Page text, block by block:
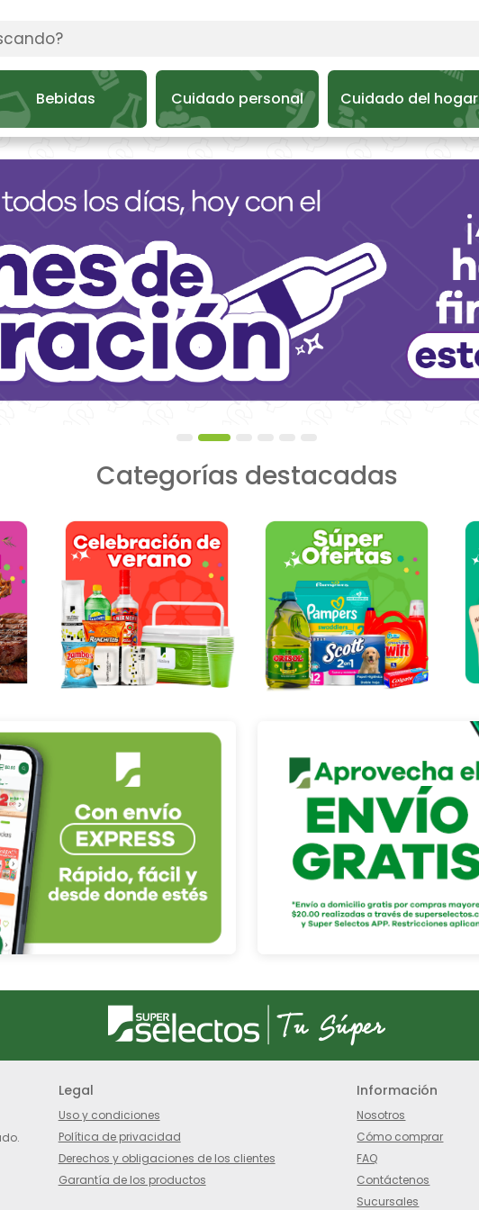
Bebidas Cuidado personal Cuidado del hogar
Categorías destacadas
Legal
Uso y condiciones
Política de privacidad
Derechos y obligaciones de los clientes
Garantía de los productos
Información
Nosotros
Cómo comprar
FAQ
Contáctenos
Sucursales